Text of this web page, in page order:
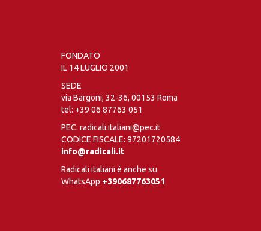
FONDATO
IL 14 LUGLIO 2001
SEDE
via Bargoni, 32-36, 00153 Roma
tel: +39 06 87763 051
PEC: radicali.italiani@pec.it
CODICE FISCALE: 97201720584
info@radicali.it
Radicali italiani è anche su
WhatsApp +390687763051